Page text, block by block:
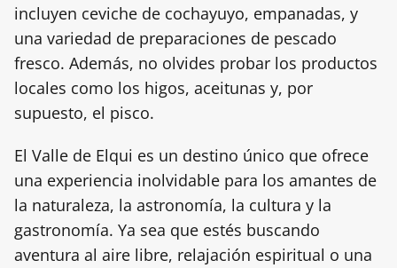
incluyen ceviche de cochayuyo, empanadas, y
una variedad de preparaciones de pescado
fresco. Además, no olvides probar los productos
locales como los higos, aceitunas y, por
supuesto, el pisco.
El Valle de Elqui es un destino único que ofrece
una experiencia inolvidable para los amantes de
la naturaleza, la astronomía, la cultura y la
gastronomía. Ya sea que estés buscando
aventura al aire libre, relajación espiritual o una